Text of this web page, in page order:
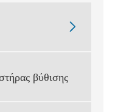

βύθισης